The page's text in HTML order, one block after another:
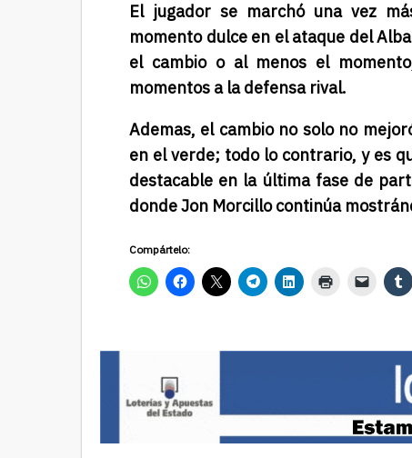
El jugador se marchó una vez
momento dulce en el ataque del
el cambio o al menos el
momentos a la defensa rival.
Ademas, el cambio no solo no
en el verde; todo lo contrario, y es
destacable en la última fase de
donde Jon Morcillo continúa
Compártelo: